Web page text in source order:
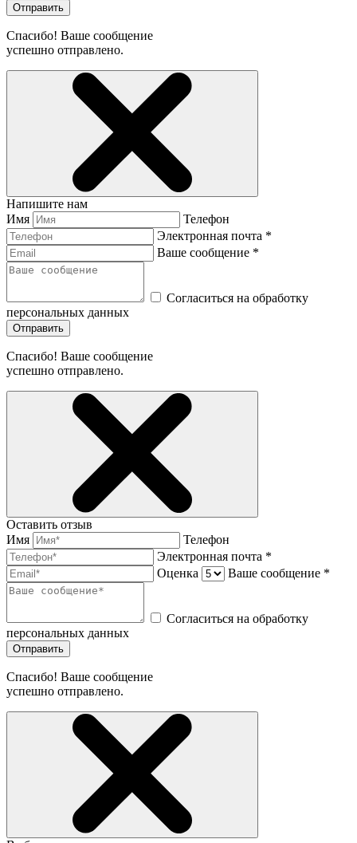
Отправить
Спасибо! Ваше сообщение
успешно отправлено.
Напишите нам
Имя
Телефон
Электронная почта *
Ваше сообщение *
Согласиться на обработку
персональных данных
Отправить
Спасибо! Ваше сообщение
успешно отправлено.
Оставить отзыв
Имя
Телефон
Электронная почта *
Оценка
Ваше сообщение *
Согласиться на обработку
персональных данных
Отправить
Спасибо! Ваше сообщение
успешно отправлено.